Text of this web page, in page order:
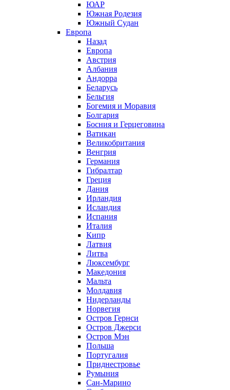
ЮАР
Южная Родезия
Южный Судан
Европа
Назад
Европа
Австрия
Албания
Андорра
Беларусь
Бельгия
Богемия и Моравия
Болгария
Босния и Герцеговина
Ватикан
Великобритания
Венгрия
Германия
Гибралтар
Греция
Дания
Ирландия
Исландия
Испания
Италия
Кипр
Латвия
Литва
Люксембург
Македония
Мальта
Молдавия
Нидерланды
Норвегия
Остров Гернси
Остров Джерси
Остров Мэн
Польша
Португалия
Приднестровье
Румыния
Сан-Марино